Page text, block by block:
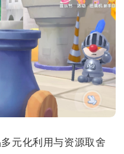
元化利用与资源取舍